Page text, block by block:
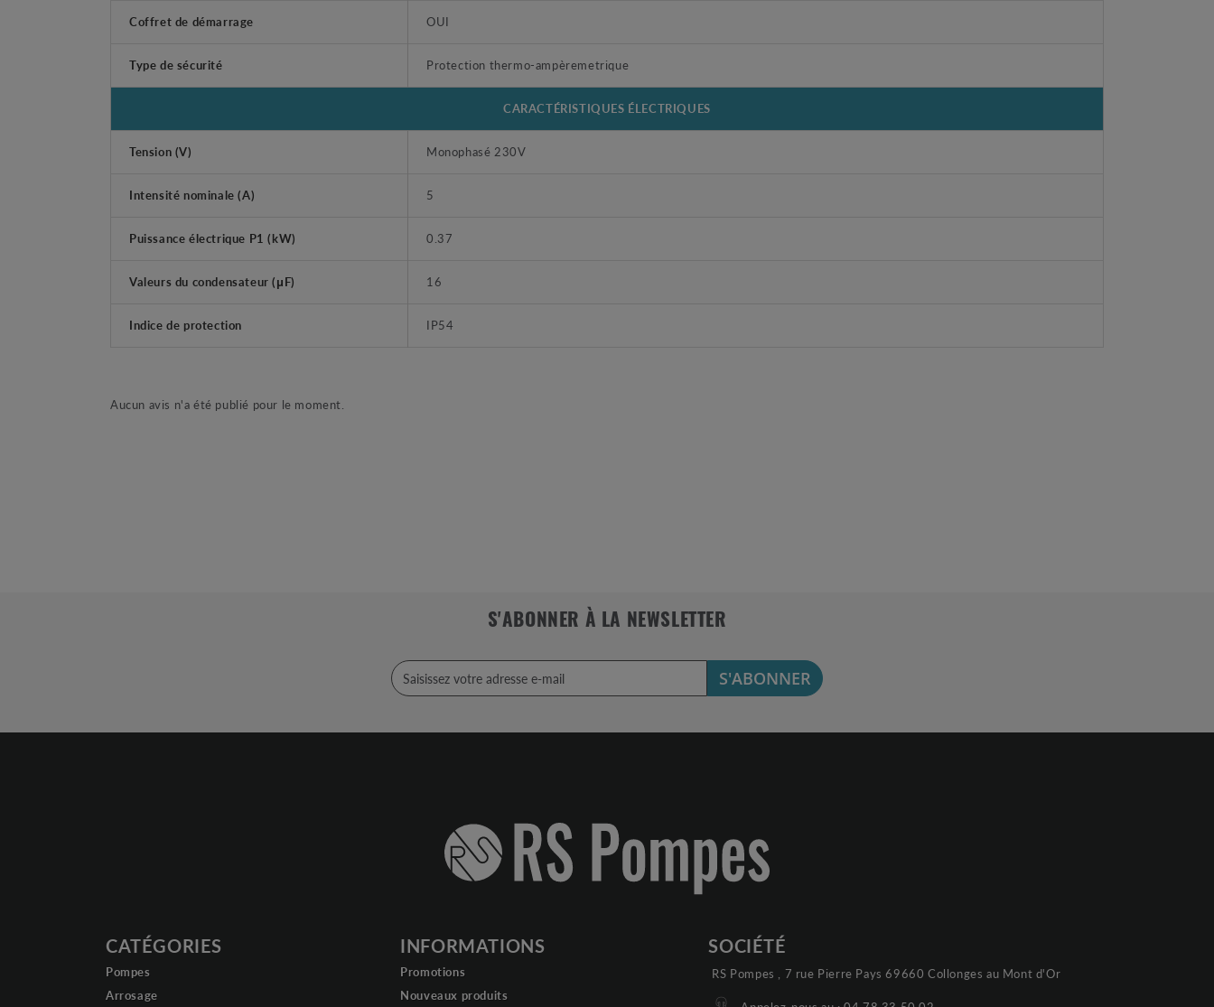
Coffret de démarrage OUI
Type de sécurité Protection thermo-ampèremetrique
CARACTÉRISTIQUES ÉLECTRIQUES
Tension (V) Monophasé 230V
Intensité nominale (A) 5
Puissance électrique P1 (kW) 0.37
Valeurs du condensateur (μF) 16
Indice de protection IP54
Aucun avis n'a été publié pour le moment.
S'ABONNER À LA NEWSLETTER
S'ABONNER
CATÉGORIES
Pompes
Arrosage
INFORMATIONS
Promotions
Nouveaux produits
SOCIÉTÉ
RS Pompes , 7 rue Pierre Pays 69660 Collonges au Mont d'Or